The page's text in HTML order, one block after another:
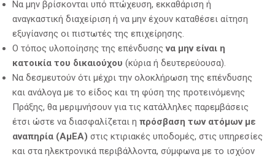
Να μην βρίσκονται υπό πτώχευση, εκκαθάριση ή
αναγκαστική διαχείριση ή να μην έχουν καταθέσει αίτηση
εξυγίανσης οι πιστωτές της επιχείρησης.
Ο τόπος υλοποίησης της επένδυσηςνα μην είναι η
κατοικία του δικαιούχου (κύρια ή δευτερεύουσα).
Να δεσμευτούν ότι μέχρι την ολοκλήρωση της επένδυσης
και ανάλογα με το είδος και τη φύση της προτεινόμενης
Πράξης, θα μεριμνήσουν για τις κατάλληλες παρεμβάσεις
έτσι ώστε να διασφαλίζεται η πρόσβαση των ατόμων με
αναπηρία (ΑμΕΑ) στις κτιριακές υποδομές, στις υπηρεσίες
και στα ηλεκτρονικά περιβάλλοντα, σύμφωνα με το ισχύον